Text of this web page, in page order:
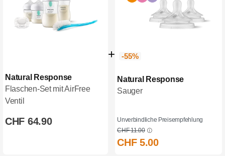
Natural Response
Flaschen-Set mit AirFree
Ventil
CHF 64.90
-55%
Natural Response
Sauger
Unverbindliche Preisempfehlung
CHF 11.00
CHF 5.00